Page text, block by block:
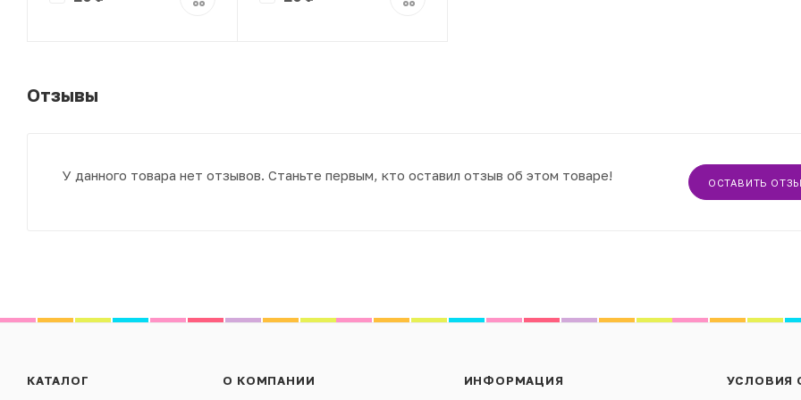
Отзывы
ОСТАВИТЬ
У данного товара нет отзывов. Станьте первым, кто оставил отзыв об этом товаре!
КАТАЛОГ О КОМПАНИИ ИНФОРМАЦИЯ УСЛОВИЯ